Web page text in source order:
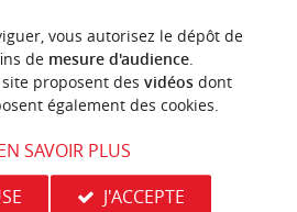
vous autorisez le dépôt de
de mesure d'audience.
proposent des vidéosdont
également des cookies.
SAVOIR PLUS
J'ACCEPTE